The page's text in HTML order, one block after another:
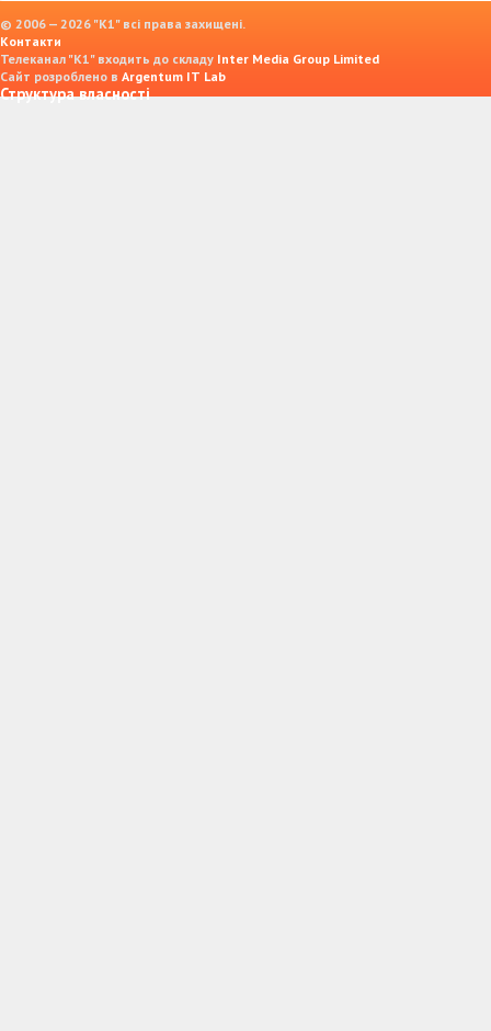
© 2006 — 2026 "K1" всі права захищені.
Контакти
Телеканал "К1" входить до складу Inter Media Group Limited
Сайт розроблено в Argentum IT Lab
Структура власності